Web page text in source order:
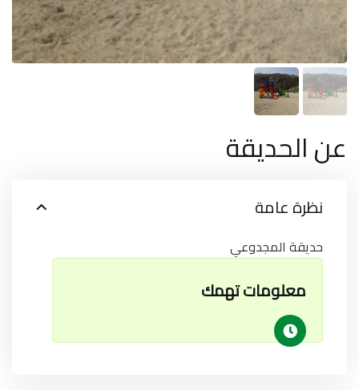
عن الحديقة
نظرة عامة
حديقة المجدوعي
معلومات تهمك